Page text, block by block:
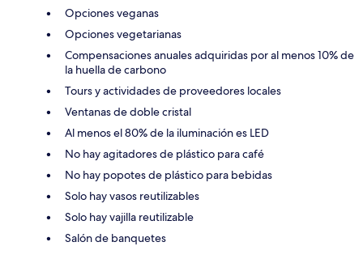
Opciones veganas
Opciones vegetarianas
Compensaciones anuales adquiridas por al menos 10% de
la huella de carbono
Tours y actividades de proveedores locales
Ventanas de doble cristal
Al menos el 80% de la iluminación es LED
No hay agitadores de plástico para café
No hay popotes de plástico para bebidas
Solo hay vasos reutilizables
Solo hay vajilla reutilizable
Salón de banquetes